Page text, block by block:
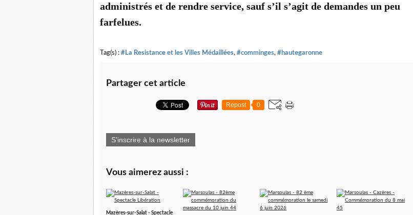
administrés et de rendre service, sauf s’il s’agit de demandes un peu
farfelues.
Tag(s) : #La Resistance et les Villes Médaillées, #comminges, #hautegaronne
Partager cet article
Repost 0
S'inscrire à la newsletter
Vous aimerez aussi :
Mazères-sur-Salat - Spectacle